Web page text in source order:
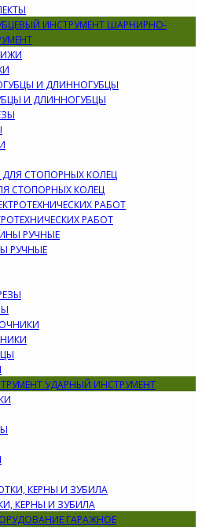
ШАРНИРНО-
И ДЛИННОГУБЦЫ
СТОПОРНЫХ КОЛЕЦ
РАБОТ
РУЧНЫЕ
УДАРНЫЙ ИНСТРУМЕНТ
КЕРНЫ И ЗУБИЛА
ГАРАЖНОЕ